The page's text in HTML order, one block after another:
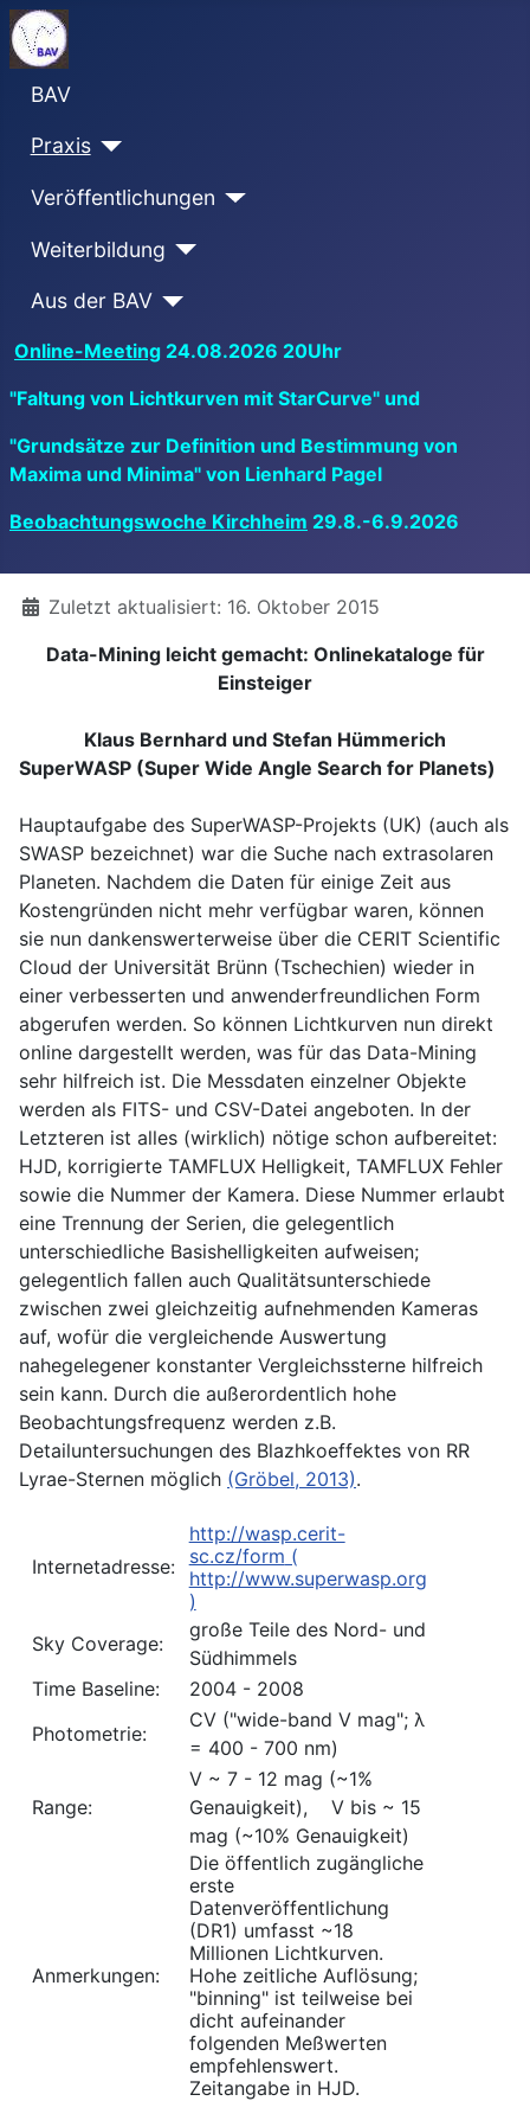
BAV
Praxis
Veröffentlichungen
Weiterbildung
Aus der BAV
Online-Meeting 24.08.2026 20Uhr
"Faltung von Lichtkurven mit StarCurve" und
"Grundsätze zur Definition und Bestimmung von
Maxima und Minima" von Lienhard Pagel
Beobachtungswoche Kirchheim 29.8.-6.9.2026
DetailsZuletzt aktualisiert: 16. Oktober 2015
Data-Mining leicht gemacht: Onlinekataloge für
Einsteiger
Klaus Bernhard und Stefan Hümmerich
SuperWASP (Super Wide Angle Search for Planets)
Hauptaufgabe des SuperWASP-Projekts (UK) (auch als
SWASP bezeichnet) war die Suche nach extrasolaren
Planeten. Nachdem die Daten für einige Zeit aus
Kostengründen nicht mehr verfügbar waren, können
sie nun dankenswerterweise über die CERIT Scientific
Cloud der Universität Brünn (Tschechien) wieder in
einer verbesserten und anwenderfreundlichen Form
abgerufen werden. So können Lichtkurven nun direkt
online dargestellt werden, was für das Data-Mining
sehr hilfreich ist. Die Messdaten einzelner Objekte
werden als FITS- und CSV-Datei angeboten. In der
Letzteren ist alles (wirklich) nötige schon aufbereitet:
HJD, korrigierte TAMFLUX Helligkeit, TAMFLUX Fehler
sowie die Nummer der Kamera. Diese Nummer erlaubt
eine Trennung der Serien, die gelegentlich
unterschiedliche Basishelligkeiten aufweisen;
gelegentlich fallen auch Qualitätsunterschiede
zwischen zwei gleichzeitig aufnehmenden Kameras
auf, wofür die vergleichende Auswertung
nahegelegener konstanter Vergleichssterne hilfreich
sein kann. Durch die außerordentlich hohe
Beobachtungsfrequenz werden z.B.
Detailuntersuchungen des Blazhkoeffektes von RR
Lyrae-Sternen möglich (Gröbel, 2013).
Internetadresse:
http://wasp.cerit-
sc.cz/form (
http://www.superwasp.org
)
Sky Coverage:
große Teile des Nord- und
Südhimmels
Time Baseline:
2004 - 2008
Photometrie:
CV ("wide-band V mag"; λ
= 400 - 700 nm)
Range:
V ~ 7 - 12 mag (~1%
Genauigkeit), V bis ~ 15
mag (~10% Genauigkeit)
Anmerkungen:
Die öffentlich zugängliche
erste
Datenveröffentlichung
(DR1) umfasst ~18
Millionen Lichtkurven.
Hohe zeitliche Auflösung;
"binning" ist teilweise bei
dicht aufeinander
folgenden Meßwerten
empfehlenswert.
Zeitangabe in HJD.